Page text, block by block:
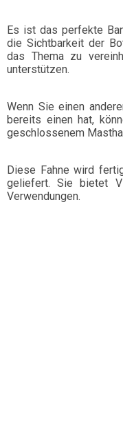
Es ist das perfekte
die Sichtbarkeit der
das Thema zu
unterstützen.
Wenn Sie einen
bereits einen hat,
geschlossenem
Diese Fahne wird
geliefert. Sie bietet
Verwendungen.